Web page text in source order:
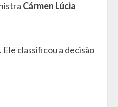
Cármen Lúcia
Ele classificou a decisão